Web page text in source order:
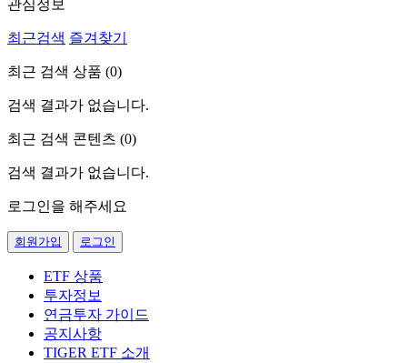
관심정보
최근검색 즐겨찾기
최근 검색 상품 (0)
검색 결과가 없습니다.
최근 검색 콘텐츠 (0)
검색 결과가 없습니다.
로그인을 해주세요
회원가입 로그인
ETF 상품
투자정보
연금투자 가이드
공지사항
TIGER ETF 소개